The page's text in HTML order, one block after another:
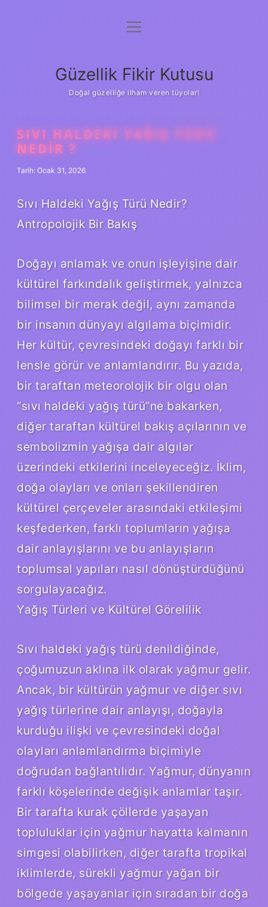
Anasayfa
Yasal Uyarı
menüyü
Güzellik Fikir Kutusu
Doğal güzelliğe ilham veren tüyolar!
SIVI HALDEKI YAĞIŞ TÜRÜ
NEDIR ?
Tarih: Ocak 31, 2026
Sıvı Haldeki Yağış Türü Nedir?
Antropolojik Bir Bakış
Doğayı anlamak ve onun işleyişine dair
kültürel farkındalık geliştirmek, yalnızca
bilimsel bir merak değil, aynı zamanda
bir insanın dünyayı algılama biçimidir.
Her kültür, çevresindeki doğayı farklı bir
lensle görür ve anlamlandırır. Bu yazıda,
bir taraftan meteorolojik bir olgu olan
“sıvı haldeki yağış türü”ne bakarken,
diğer taraftan kültürel bakış açılarının ve
sembolizmin yağışa dair algılar
üzerindeki etkilerini inceleyeceğiz. İklim,
doğa olayları ve onları şekillendiren
kültürel çerçeveler arasındaki etkileşimi
keşfederken, farklı toplumların yağışa
dair anlayışlarını ve bu anlayışların
toplumsal yapıları nasıl dönüştürdüğünü
sorgulayacağız.
Yağış Türleri ve Kültürel Görelilik
Sıvı haldeki yağış türü denildiğinde,
çoğumuzun aklına ilk olarak yağmur gelir.
Ancak, bir kültürün yağmur ve diğer sıvı
yağış türlerine dair anlayışı, doğayla
kurduğu ilişki ve çevresindeki doğal
olayları anlamlandırma biçimiyle
doğrudan bağlantılıdır. Yağmur, dünyanın
farklı köşelerinde değişik anlamlar taşır.
Bir tarafta kurak çöllerde yaşayan
topluluklar için yağmur hayatta kalmanın
simgesi olabilirken, diğer tarafta tropikal
iklimlerde, sürekli yağmur yağan bir
bölgede yaşayanlar için sıradan bir doğa